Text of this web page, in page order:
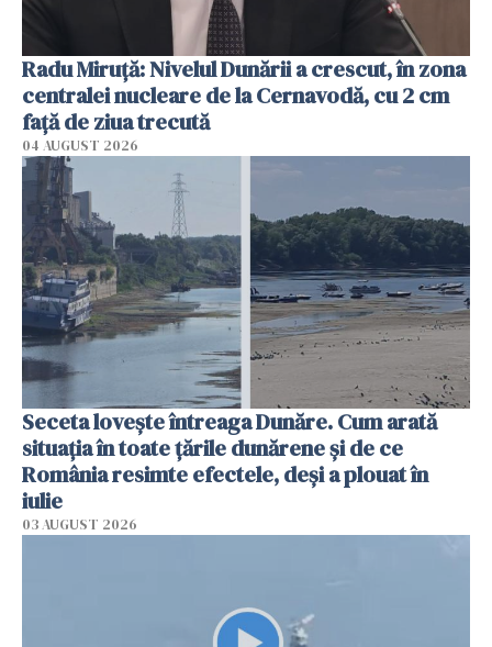
Radu Miruţă: Nivelul Dunării a crescut, în zona
centralei nucleare de la Cernavodă, cu 2 cm
faţă de ziua trecută
04 AUGUST 2026
Seceta lovește întreaga Dunăre. Cum arată
situația în toate țările dunărene și de ce
România resimte efectele, deși a plouat în
iulie
03 AUGUST 2026